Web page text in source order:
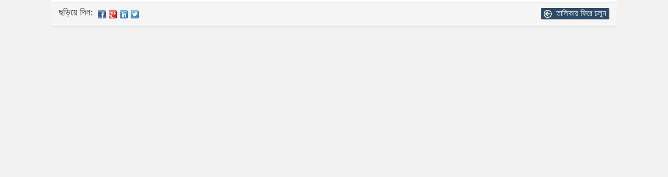
ছড়িয়ে দিন: তালিকায় ফিরে চলুন